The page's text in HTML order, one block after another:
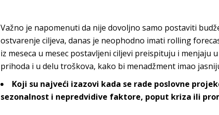
Važno je napomenuti da nije dovoljno samo postaviti
ostvarenje ciljeva, danas je neophodno imati rolling
iz meseca u mesec postavljeni ciljevi preispituju i menjaju
prihoda i u delu troškova, kako bi menadžment imao
Koji su najveći izazovi kada se rade poslovne
sezonalnost i nepredvidive faktore, poput kriza ili